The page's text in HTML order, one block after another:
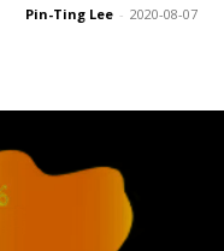
Pin-Ting Lee - 2020-08-07